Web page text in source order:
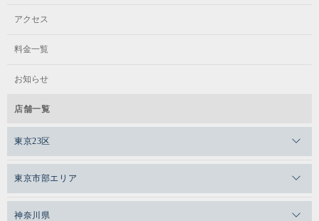
アクセス
料金一覧
お知らせ
店舗一覧
東京23区
メガロスルフレ恵比寿
東京市部エリア
神奈川県